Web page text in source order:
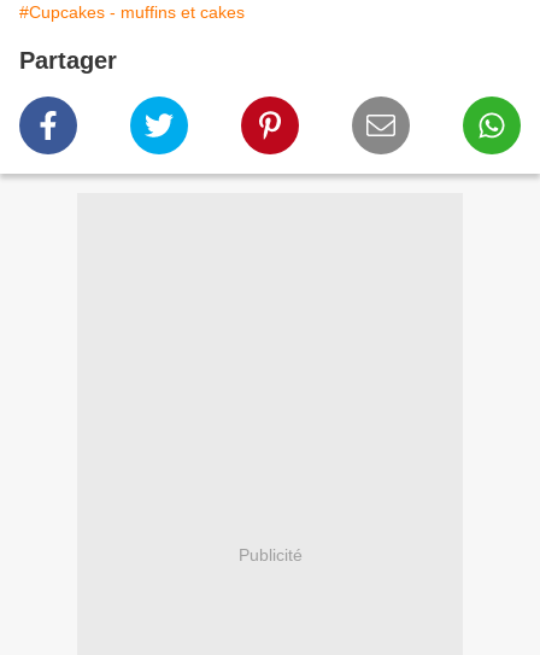
#Cupcakes - muffins et cakes
Partager
Publicité